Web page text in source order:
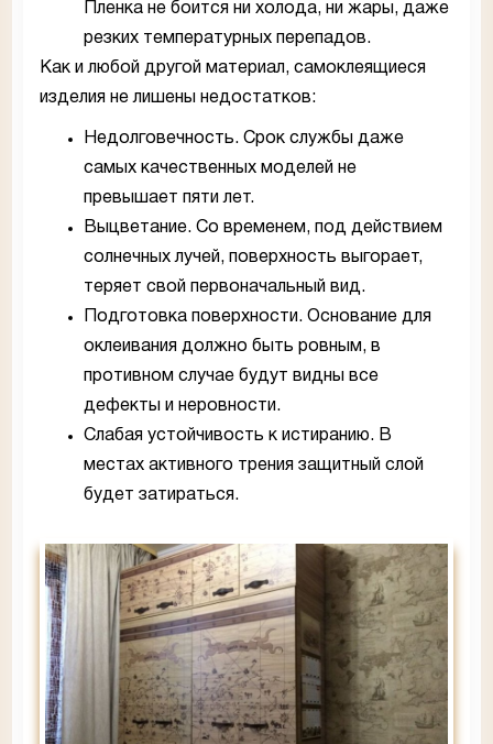
Пленка не боится ни холода, ни жары, даже
резких температурных перепадов.
Как и любой другой материал, самоклеящиеся
изделия не лишены недостатков:
Недолговечность. Срок службы даже
самых качественных моделей не
превышает пяти лет.
Выцветание. Со временем, под действием
солнечных лучей, поверхность выгорает,
теряет свой первоначальный вид.
Подготовка поверхности. Основание для
оклеивания должно быть ровным, в
противном случае будут видны все
дефекты и неровности.
Слабая устойчивость к истиранию. В
местах активного трения защитный слой
будет затираться.